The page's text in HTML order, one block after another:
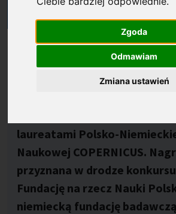
Zgoda
Odmawiam
Zmiana ustawień
Prof. Leszek Skrzypczak z
Adama Mickiewicza w
laureatami Polsko-
Naukowej COPERNICUS.
przyznana w drodze
Fundację na rzecz Nauki
niemiecką fundację